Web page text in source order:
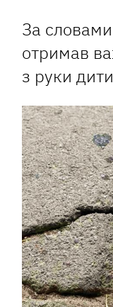
За
отримав
з руки